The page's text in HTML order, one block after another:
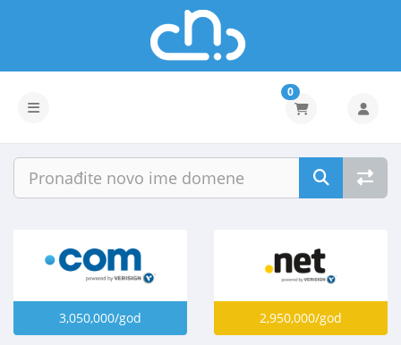
Prebaci navigaciju
0
3,050,000/god 2,950,000/god